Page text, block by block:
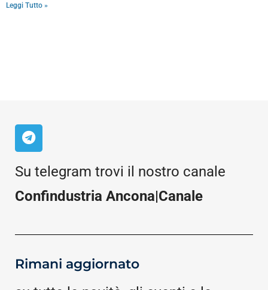
Leggi Tutto »
Su telegram trovi il nostro canale
Confindustria Ancona|Canale
Rimani aggiornato